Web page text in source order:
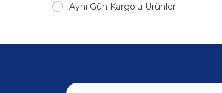
Aynı Gün Kargolu Ürünler